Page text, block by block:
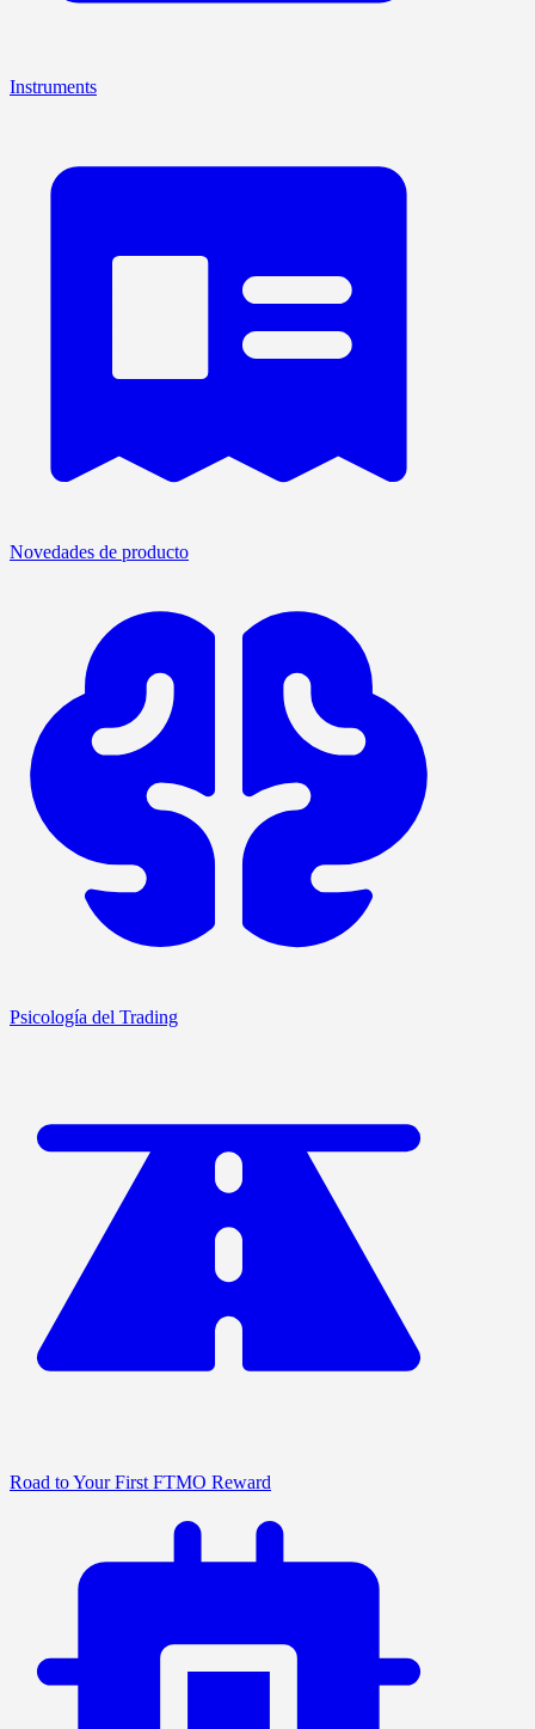
Instruments
Novedades de producto
Psicología del Trading
Road to Your First FTMO Reward